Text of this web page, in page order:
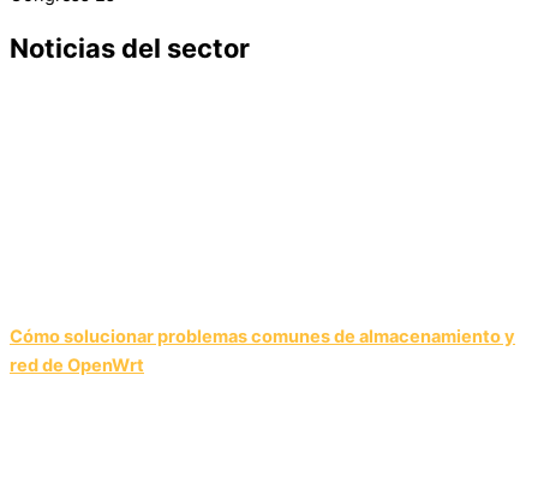
Noticias del sector
Cómo solucionar problemas comunes de almacenamiento y
red de OpenWrt